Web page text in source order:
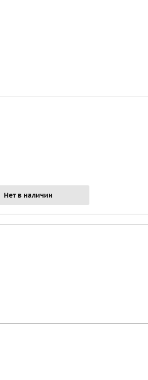
Нет в наличии